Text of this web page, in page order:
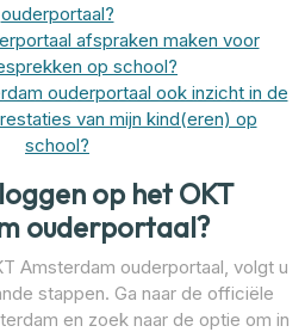
ouderportaal?
afspraken maken voor
op school?
ouderportaal ook inzicht in de
van mijn kind(eren) op
school?
op het OKT
ouderportaal?
Amsterdam ouderportaal, volgt u
stappen. Ga naar de officiële
en zoek naar de optie om in